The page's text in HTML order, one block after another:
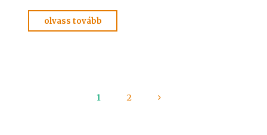
olvass tovább
EGYÜTT
1 2